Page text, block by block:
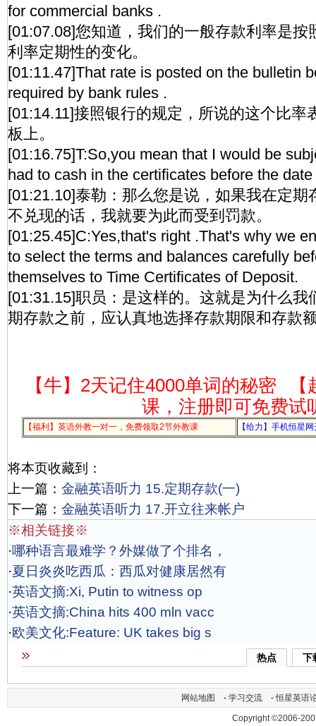
for commercial banks .
[01:07.08]您知道，我们的一般存款利率是按
利率定期性的变化。
[01:11.47]That rate is posted on the bulletin
required by bank rules .
[01:14.11]接照银行的规定，所说的这个比率
板上。
[01:16.75]T:So,you mean that I would be
had to cash in the certificates before the
[01:21.10]泰勒：那么您是说，如果我在定期
不兑现的话，我就要为此而受到罚款。
[01:25.45]C:Yes,that's right .That's why we
to select the terms and balances carefully
themselves to Time Certificates of Deposit.
[01:31.15]职员：是这样的。这就是为什么我
期存款之前，应认真地选择存款期限和存款
【牛】2天记住4000单词的秘密
课，注册即可免费试
【福利】英语外教一对一，免费领取2节外教课 【给力】手机恒星
将本页收藏到：
上一篇： 金融英语听力 15.定期存款(一)
下一篇： 金融英语听力 17.开立往来帐户
※相关链接※
·哪种语言最难学？外媒做了个排名，
·夏日炎炎吃西瓜：西瓜对健康居然有
·英语文摘:Xi, Putin to witness op
·英语文摘:China hits 400 mln vacc
·欧美文化:Feature: UK takes big s
热点 下
网站地图 - 学习交流 -恒星英语
Copyright ©2006-